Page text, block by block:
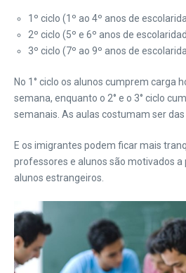
1º ciclo (1º ao 4º anos de
2º ciclo (5º e 6º anos de
3º ciclo (7º ao 9º anos de
No 1° ciclo os alunos cumprem carga
semana, enquanto o 2° e o 3° ciclo
semanais. As aulas costumam ser das
E os imigrantes podem ficar mais
professores e alunos são motivados a
alunos estrangeiros.